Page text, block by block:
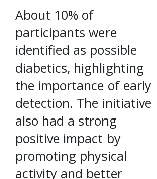
About 10% of
participants were
identified as possible
diabetics, highlighting
the importance of early
detection. The initiative
also had a strong
positive impact by
promoting physical
activity and better